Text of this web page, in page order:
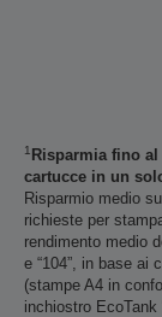
1 Risparmia fino
cartucce in un
Risparmio medio
richieste per
rendimento medio
e “104”, in base ai
(stampe A4 in
inchiostro EcoTank